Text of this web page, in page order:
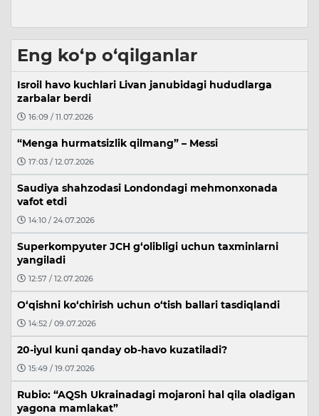
Eng ko‘p o‘qilganlar
Isroil havo kuchlari Livan janubidagi hududlarga
zarbalar berdi
16:09 / 11.07.2026
“Menga hurmatsizlik qilmang” – Messi
17:03 / 12.07.2026
Saudiya shahzodasi Londondagi mehmonxonada
vafot etdi
14:10 / 24.07.2026
Superkompyuter JCH g‘olibligi uchun taxminlarni
yangiladi
12:57 / 12.07.2026
O‘qishni ko‘chirish uchun o‘tish ballari tasdiqlandi
14:52 / 09.07.2026
20-iyul kuni qanday ob-havo kuzatiladi?
15:49 / 19.07.2026
Rubio: “AQSh Ukrainadagi mojaroni hal qila oladigan
yagona mamlakat”